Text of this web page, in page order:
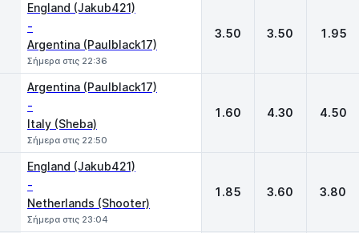
England (Jakub421)
-
Argentina (Paulblack17)
Σήμερα στις 22:36
3.50 3.50 1.95
Argentina (Paulblack17)
-
Italy (Sheba)
Σήμερα στις 22:50
1.60 4.30 4.50
England (Jakub421)
-
Netherlands (Shooter)
Σήμερα στις 23:04
1.85 3.60 3.80